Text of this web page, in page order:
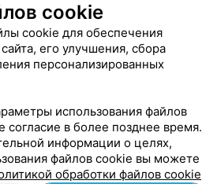
cookie
cookie для обеспечения
его улучшения, сбора
персонализированных
использования файлов
согласие в более позднее время.
информации о целях,
файлов cookie вы можете
обработки файлов cookie